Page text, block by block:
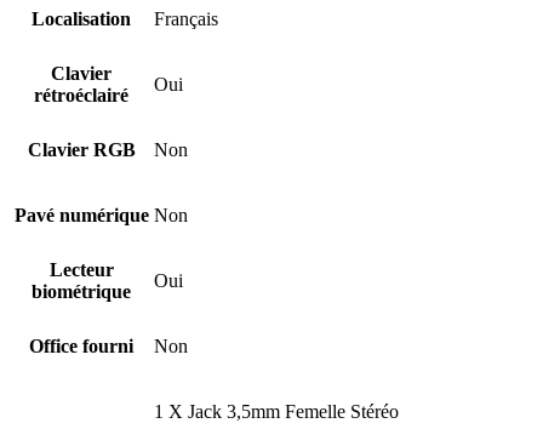
Localisation Français
Clavier
rétroéclairé
Oui
Clavier RGB Non
Pavé numérique Non
Lecteur
biométrique
Oui
Office fourni Non
1 X Jack 3,5mm Femelle Stéréo